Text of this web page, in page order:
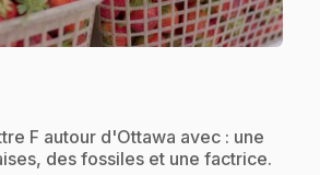
F autour d'Ottawa avec : une
des fossiles et une factrice.